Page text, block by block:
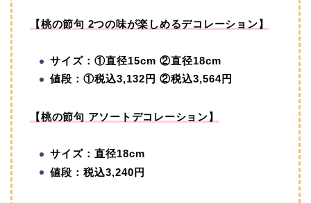
【桃の節句 2つの味が楽しめるデコレーション】
サイズ：①直径15cm ②直径18cm
値段：①税込3,132円 ②税込3,564円
【桃の節句 アソートデコレーション】
サイズ：直径18cm
値段：税込3,240円